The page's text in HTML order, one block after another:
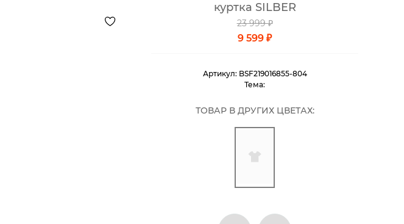
куртка SILBER
23 999 ₽
9 599 ₽
Артикул: BSF219016855-804
Тема:
ТОВАР В ДРУГИХ ЦВЕТАХ: